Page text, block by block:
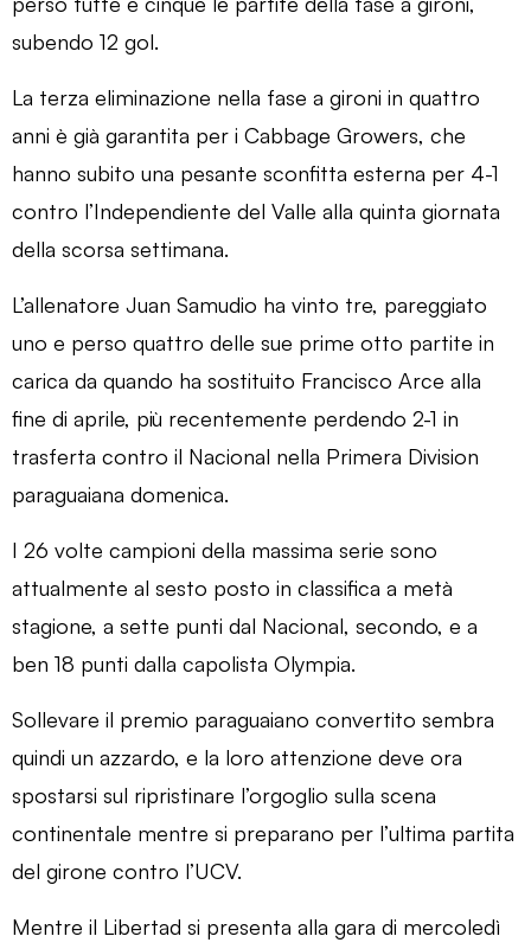
subendo 12 gol.
La terza eliminazione nella fase a gironi in quattro
anni è già garantita per i Cabbage Growers, che
hanno subito una pesante sconfitta esterna per 4-1
contro l’Independiente del Valle alla quinta giornata
della scorsa settimana.
L’allenatore Juan Samudio ha vinto tre, pareggiato
uno e perso quattro delle sue prime otto partite in
carica da quando ha sostituito Francisco Arce alla
fine di aprile, più recentemente perdendo 2-1 in
trasferta contro il Nacional nella Primera Division
paraguaiana domenica.
I 26 volte campioni della massima serie sono
attualmente al sesto posto in classifica a metà
stagione, a sette punti dal Nacional, secondo, e a
ben 18 punti dalla capolista Olympia.
Sollevare il premio paraguaiano convertito sembra
quindi un azzardo, e la loro attenzione deve ora
spostarsi sul ripristinare l’orgoglio sulla scena
continentale mentre si preparano per l’ultima partita
del girone contro l’UCV.
Mentre il Libertad si presenta alla gara di mercoledì